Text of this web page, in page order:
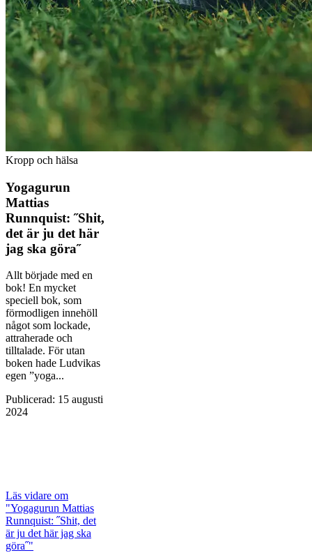
Kropp och hälsa
Yogagurun
Mattias
Runnquist: ˝Shit,
det är ju det här
jag ska göra˝
Allt började med en
bok! En mycket
speciell bok, som
förmodligen innehöll
något som lockade,
attraherade och
tilltalade. För utan
boken hade Ludvikas
egen ”yoga...
Publicerad: 15 augusti
2024
Läs vidare om
"Yogagurun Mattias
Runnquist: ˝Shit, det
är ju det här jag ska
göra˝"